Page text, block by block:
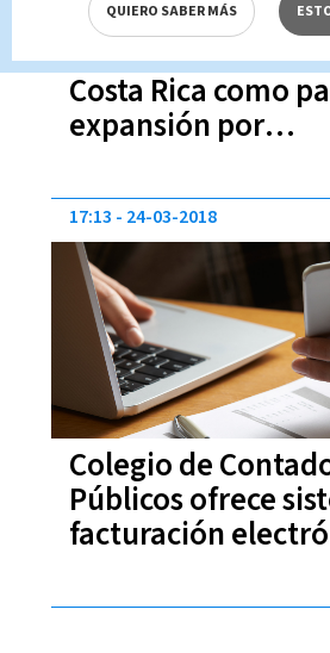
GAP reabrirá sus
Costa Rica como
expansión por
Colegio de
Públicos ofrece
facturación
17:13 24-03-2018
QUIERO SABER MÁS